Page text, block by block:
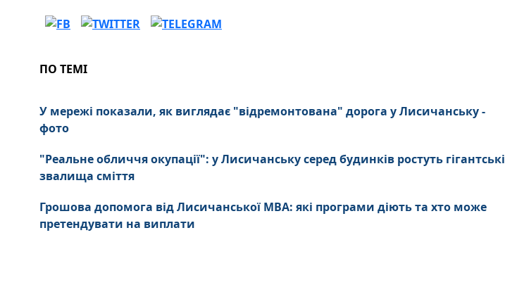
ПО ТЕМІ
У мережі показали, як виглядає "відремонтована" дорога у Лисичанську -
фото
"Реальне обличчя окупації": у Лисичанську серед будинків ростуть гігантські
звалища сміття
Грошова допомога від Лисичанської МВА: які програми діють та хто може
претендувати на виплати